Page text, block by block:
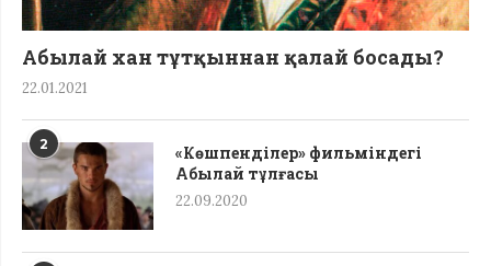
Абылай хан тұтқыннан қалай босады?
22.01.2021
2
«Көшпенділер» фильміндегі
Абылай тұлғасы
22.09.2020